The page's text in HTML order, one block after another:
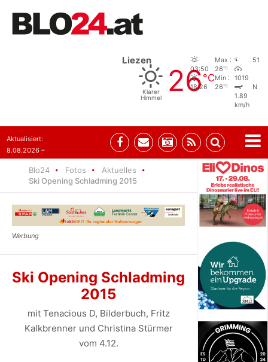
Liezen
Klarer
Himmel
26°C
03:50
18:26
Max :
26°C
Min :
26°C
51
1019
N
1.89
km/h
Aktualisiert:
8.08.2026 –
Blo24 Fotos
Aktuelles
Ski Opening Schladming 2015
Ski Opening Schladming
2015
mit Tenacious D, Bilderbuch, Fritz
Kalkbrenner und Christina Stürmer
vom 4.12.